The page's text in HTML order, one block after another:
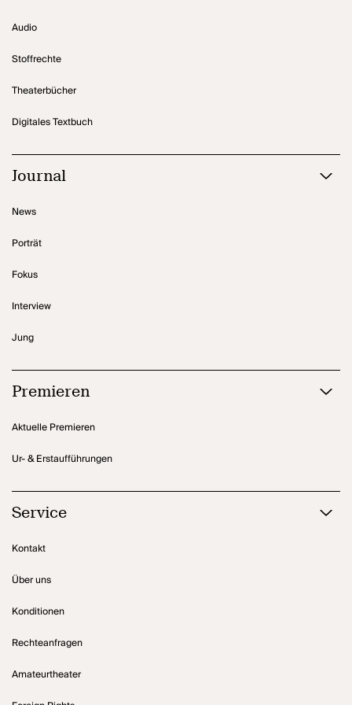
Audio
Stoffrechte
Theaterbücher
Digitales Textbuch
Journal
News
Porträt
Fokus
Interview
Jung
Premieren
Aktuelle Premieren
Ur- & Erstaufführungen
Service
Kontakt
Über uns
Konditionen
Rechteanfragen
Amateurtheater